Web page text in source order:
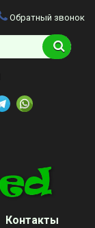
Обратный звонок
Контакты